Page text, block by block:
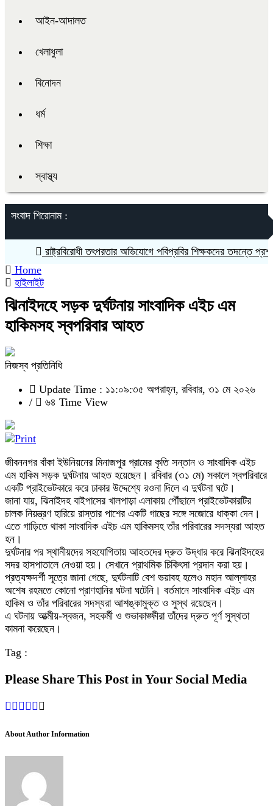
আইন-আদালত
খেলাধুলা
বিনোদন
ধর্ম
শিক্ষা
স্বাস্থ্য
সংবাদ শিরোনাম :
রাষ্ট্রবিরোধী তৎপরতার অভিযোগে পবিপ্রবির শিক্ষকদের তদন্তে প্রশাসন
Home
হাইলাইট
ঝিনাইদহে সড়ক দুর্ঘটনায় সাংবাদিক এইচ এম
হাকিমসহ স্বপরিবার আহত
নিজস্ব প্রতিনিধি
Update Time : ১১:০৯:৩৫ অপরাহ্ন, রবিবার, ৩১ মে ২০২৬
/
৬৪ Time View
জীবননগর বাঁকা ইউনিয়নের মিনাজপুর গ্রামের কৃতি সন্তান ও সাংবাদিক এইচ
এম হাকিম সড়ক দুর্ঘটনায় আহত হয়েছেন। রবিবার (৩১ মে) সকালে স্বপরিবারে
একটি প্রাইভেটকারে করে ঢাকার উদ্দেশ্যে রওনা দিলে এ দুর্ঘটনা ঘটে।
জানা যায়, ঝিনাইদহ বাইপাসের খালপাড়া এলাকায় পৌঁছালে প্রাইভেটকারটির
চালক নিয়ন্ত্রণ হারিয়ে রাস্তার পাশের একটি গাছের সঙ্গে সজোরে ধাক্কা দেন।
এতে গাড়িতে থাকা সাংবাদিক এইচ এম হাকিমসহ তাঁর পরিবারের সদস্যরা আহত
হন।
দুর্ঘটনার পর স্থানীয়দের সহযোগিতায় আহতদের দ্রুত উদ্ধার করে ঝিনাইদহের
সদর হাসপাতালে নেওয়া হয়। সেখানে প্রাথমিক চিকিৎসা প্রদান করা হয়।
প্রত্যক্ষদর্শী সূত্রে জানা গেছে, দুর্ঘটনাটি বেশ ভয়াবহ হলেও মহান আল্লাহর
অশেষ রহমতে কোনো প্রাণহানির ঘটনা ঘটেনি। বর্তমানে সাংবাদিক এইচ এম
হাকিম ও তাঁর পরিবারের সদস্যরা আশঙ্কামুক্ত ও সুস্থ রয়েছেন।
এ ঘটনায় আত্মীয়-স্বজন, সহকর্মী ও শুভাকাঙ্ক্ষীরা তাঁদের দ্রুত পূর্ণ সুস্থতা
কামনা করেছেন।
Tag :
Please Share This Post in Your Social Media
About Author Information